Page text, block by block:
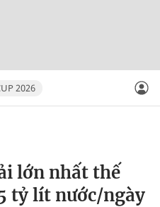
2026
lớn nhất thế
tỷ lít nước/ngày